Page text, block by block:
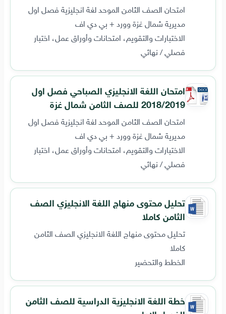
امتحان الصف الثامن الموحد لغة انجليزية فصل اول
مديرية شمال غزة وورد + بي دي اف
الاختبارات والتقويم، امتحانات وأوراق عمل، اختبار
فصلي / نهائي
امتحان اللغة الانجليزي الصباحي فصل اول
2018/2019 للصف الثامن شمال غزة
امتحان الصف الثامن الموحد لغة انجليزية فصل اول
مديرية شمال غزة وورد + بي دي اف
الاختبارات والتقويم، امتحانات وأوراق عمل، اختبار
فصلي / نهائي
تحليل محتوى منهاج اللغة الانجليزي الصف
الثامن كاملا
تحليل محتوى منهاج اللغة الانجليزي الصف الثامن
كاملا
الخطط والتحضير
خطة اللغة الانجليزية الدراسية للصف الثامن